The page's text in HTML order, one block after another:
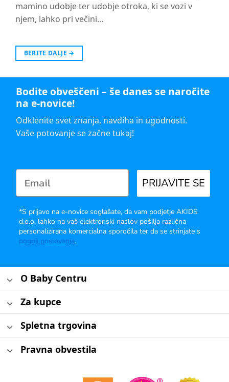
mamino udobje ter udobje otroka, ki se vozi v
njem, lahko pri večini…
BERITE DALJE →
Bodite obveščeni – še danes se naročite
na e-novice!
Odklenite svet znanja, navdiha in ugodnosti.
Vaše potovanje se začne tukaj!
PRIJAVITE SE
*S prijavo na e-novice soglašate, da vam podjetje AKIDS
d.o.o. lahko na vaš elektronski naslov pošilja različna
personalizirana komercialna sporočila ter da se strinjate s
pogoji poslovanja.
O Baby Centru
Za kupce
Spletna trgovina
Pravna obvestila